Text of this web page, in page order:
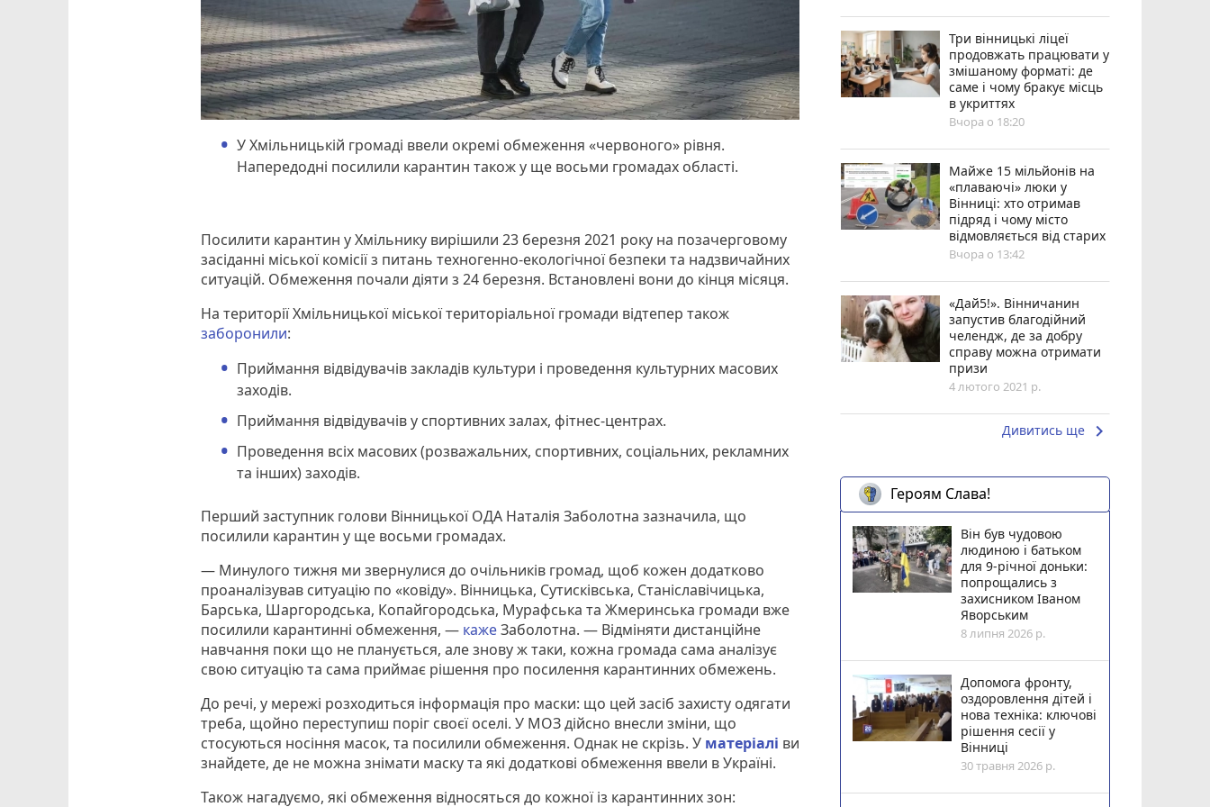
У Хмільницькій громаді ввели окремі обмеження «червоного» рівня.
Напередодні посилили карантин також у ще восьми громадах області.
Посилити карантин у Хмільнику вирішили 23 березня 2021 року на позачерговому
засіданні міської комісії з питань техногенно-екологічної безпеки та надзвичайних
ситуацій. Обмеження почали діяти з 24 березня. Встановлені вони до кінця місяця.
На території Хмільницької міської територіальної громади відтепер також
заборонили:
Приймання відвідувачів закладів культури і проведення культурних масових
заходів.
Приймання відвідувачів у спортивних залах, фітнес-центрах.
Проведення всіх масових (розважальних, спортивних, соціальних, рекламних
та інших) заходів.
Перший заступник голови Вінницької ОДА Наталія Заболотна зазначила, що
посилили карантин у ще восьми громадах.
— Минулого тижня ми звернулися до очільників громад, щоб кожен додатково
проаналізував ситуацію по «ковіду». Вінницька, Сутисківська, Станіславічицька,
Барська, Шаргородська, Копайгородська, Мурафська та Жмеринська громади вже
посилили карантинні обмеження, — кажеЗаболотна. — Відміняти дистанційне
навчання поки що не планується, але знову ж таки, кожна громада сама аналізує
свою ситуацію та сама приймає рішення про посилення карантинних обмежень.
До речі, у мережі розходиться інформація про маски: що цей засіб захисту одягати
треба, щойно переступиш поріг своєї оселі. У МОЗ дійсно внесли зміни, що
стосуються носіння масок, та посилили обмеження. Однак не скрізь. У матеріалі ви
знайдете, де не можна знімати маску та які додаткові обмеження ввели в Україні.
Також нагадуємо, які обмеження відносяться до кожної із карантинних зон:
Три вінницькі ліцеї
продовжать працювати у
змішаному форматі: де
саме і чому бракує місць
в укриттях
Вчора о 18:20
Майже 15 мільйонів на
«плаваючі» люки у
Вінниці: хто отримав
підряд і чому місто
відмовляється від старих
Вчора о 13:42
«Дай5!». Вінничанин
запустив благодійний
челендж, де за добру
справу можна отримати
призи
4 лютого 2021 р.
Дивитись ще keyboard_arrow_right
Героям Слава!
Він був чудовою
людиною і батьком
для 9-річної доньки:
попрощались з
захисником Іваном
Яворським
8 липня 2026 р.
Допомога фронту,
оздоровлення дітей і
нова техніка: ключові
рішення сесії у
Вінниці
30 травня 2026 р.